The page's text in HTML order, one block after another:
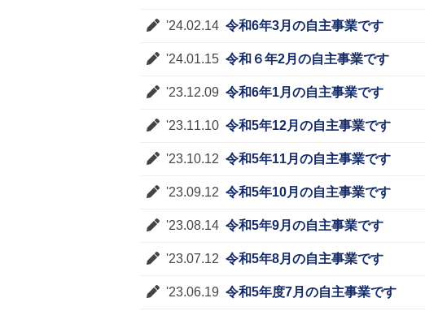
'24.02.14 令和6年3月の自主事業です
'24.01.15 令和６年2月の自主事業です
'23.12.09 令和6年1月の自主事業です
'23.11.10 令和5年12月の自主事業です
'23.10.12 令和5年11月の自主事業です
'23.09.12 令和5年10月の自主事業です
'23.08.14 令和5年9月の自主事業です
'23.07.12 令和5年8月の自主事業です
'23.06.19 令和5年度7月の自主事業です